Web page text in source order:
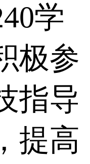
学
极参
指导
提高